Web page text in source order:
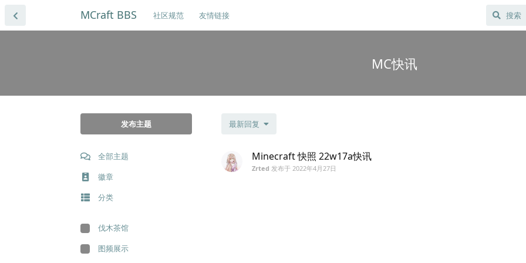
MCraft BBS 社区规范 友情链接
MC快讯
发布主题
全部主题
徽章
分类
伐木茶馆
图频展示
最新回复
Minecraft 快照 22w17a快讯
Zrted 发布于 2022年4月27日